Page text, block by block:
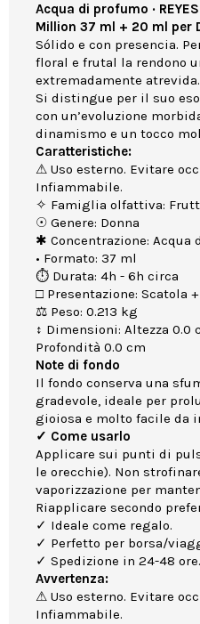
Acqua di profumo ·
Million 37 ml + 20 ml per
Sólido e con presencia.
floral e frutal la rendono
extremadamente atrevida.
Si distingue per il suo
con un’evoluzione
dinamismo e un tocco
Caratteristiche:
⚠ Uso esterno. Evitare
Infiammabile.
✧ Famiglia olfattiva:
☉ Genere: Donna
✱ Concentrazione: Acqua
• Formato: 37 ml
⏱ Durata: 4h - 6h circa
□ Presentazione: Scatola
⚖ Peso: 0.213 kg
↕ Dimensioni: Altezza 0.0
Profondità 0.0 cm
Note di fondo
Il fondo conserva una
gradevole, ideale per
gioiosa e molto facile da
✓ Come usarlo
Applicare sui punti di
le orecchie). Non
vaporizzazione per
Riapplicare secondo
✓ Ideale come regalo.
✓ Perfetto per borsa/
✓ Spedizione in 24-48 ore.
Avvertenza:
⚠ Uso esterno. Evitare
Infiammabile.